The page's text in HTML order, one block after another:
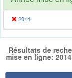
2014
Résultats de
mise en ligne: